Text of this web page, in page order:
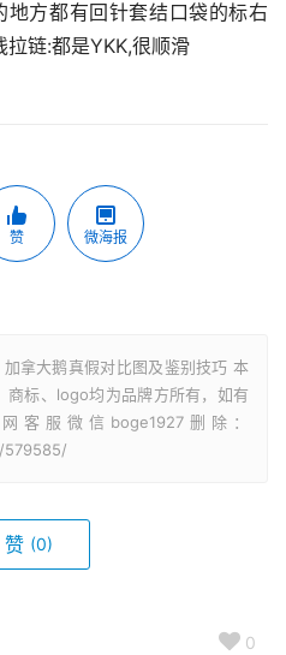
地方都有回针套结口袋的标右
链:都是YKK,很顺滑
赞 微海报
拿大鹅真假对比图及鉴别技巧 本
商标、logo均为品牌方所有，如有
服微信boge1927删除：
赞 (0)
0